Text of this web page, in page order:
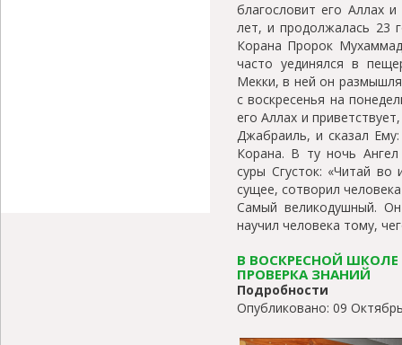
благословит его Аллах
лет, и продолжалась 23
Корана Пророк
часто уединялся в
Мекки, в ней он
с воскресенья на
его Аллах и
Джабраиль, и сказал
Корана. В ту ночь
суры Сгусток: «Читай
сущее, сотворил
Самый великодушный.
научил человека тому,
В ВОСКРЕСНОЙ
ПРОВЕРКА ЗНАНИЙ
Подробности
Опубликовано: 09